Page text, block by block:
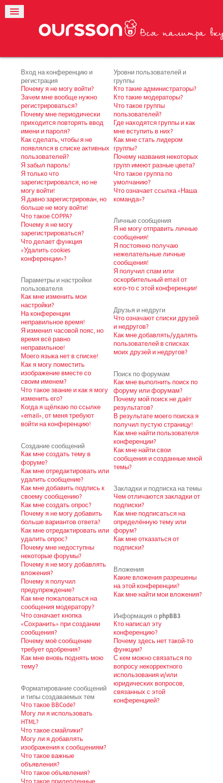
Вход на конференцию и
регистрация
Почему я не могу войти?
Зачем мне вообще нужно
регистрироваться?
Почему мне периодически
приходится повторять ввод
имени и пароля?
Как сделать, чтобы я не
появлялся в списке активных
пользователей?
Я забыл пароль!
Я только что
зарегистрировался, но не
могу войти!
Я давно зарегистрирован, но
больше не могу войти!
Что такое COPPA?
Почему я не могу
зарегистрироваться?
Что делает функция
«Удалить cookies
конференции»?
Параметры и настройки
пользователя
Как мне изменить мои
настройки?
На конференции
неправильное время!
Я изменил часовой пояс, но
время всё равно
неправильное!
Моего языка нет в списке!
Как я могу поместить
изображение вместе со
своим именем?
Что такое звание и как я могу
изменить его?
Когда я щёлкаю по ссылке
«email», от меня требуют
войти на конференцию!
Создание сообщений
Как мне создать тему в
форуме?
Как мне отредактировать или
удалить сообщение?
Как мне добавить подпись к
своему сообщению?
Как мне создать опрос?
Почему я не могу добавить
больше вариантов ответа?
Как мне отредактировать или
удалить опрос?
Почему мне недоступны
некоторые форумы?
Почему я не могу добавлять
вложения?
Почему я получил
предупреждение?
Как мне пожаловаться на
сообщения модератору?
Что означает кнопка
«Сохранить» при создании
сообщения?
Почему моё сообщение
требует одобрения?
Как мне вновь поднять мою
тему?
Форматирование сообщений
и типы создаваемых тем
Что такое BBCode?
Могу ли я использовать
HTML?
Что такое смайлики?
Могу ли я добавлять
изображения к сообщениям?
Что такое важные
объявления?
Что такое объявления?
Что такое прилепленные
Уровни пользователей и
группы
Кто такие администраторы?
Кто такие модераторы?
Что такое группы
пользователей?
Где находятся группы и как
мне вступить в них?
Как мне стать лидером
группы?
Почему названия некоторых
групп имеют разные цвета?
Что такое группа по
умолчанию?
Что означает ссылка «Наша
команда»?
Личные сообщения
Я не могу отправить личные
сообщения!
Я постоянно получаю
нежелательные личные
сообщения!
Я получил спам или
оскорбительный email от
кого-то с этой конференции!
Друзья и недруги
Что означают списки друзей
и недругов?
Как мне добавлять/удалять
пользователей в списках
моих друзей и недругов?
Поиск по форумам
Как мне выполнить поиск по
форуму или форумам?
Почему мой поиск не даёт
результатов?
В результате моего поиска я
получил пустую страницу!
Как мне найти пользователя
конференции?
Как мне найти свои
сообщения и созданные мной
темы?
Закладки и подписка на темы
Чем отличаются закладки от
подписки?
Как мне подписаться на
определённую тему или
форум?
Как мне отказаться от
подписки?
Вложения
Какие вложения разрешены
на этой конференции?
Как мне найти мои вложения?
Информация о phpBB3
Кто написал эту
конференцию?
Почему здесь нет такой-то
функции?
С кем можно связаться по
вопросу некорректного
использования и/или
юридических вопросов,
связанных с этой
конференцией?